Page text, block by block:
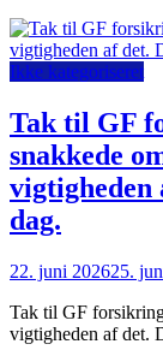
Ikke kategoriseret
Tak til GF
snakkede
vigtigheden
dag.
22. juni 202625.
Tak til GF
vigtigheden af det.